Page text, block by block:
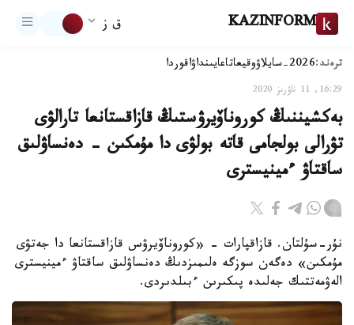
KAZINFORM ق ز
ترەند:2026-سايلاۋ وقيعاتاعايىنداۋاقوردا
16:29, 11 ناۋرىز 2020
بەكشيننىڭ كوروناۆيرۋستىڭ قازاقستانعا تارالۋى
تۋرالى بولجامى قاتە بولۋى دا مۇمكىن - دەنساۋلىق
ساقتاۋ ءمينيسترى
نۇر-سۇلتان. قازاقپارات - «كوروناۆيرۋس قازاقستانعا دا جەتۋى
مۇمكىن» دەگەن سوزگە ەلىمىزدىڭ دەنساۋلىق ساقتاۋ ءمينيسترى
الەۋمەتتىك جەلىدە پىكىرىن ءبىلدىردى.